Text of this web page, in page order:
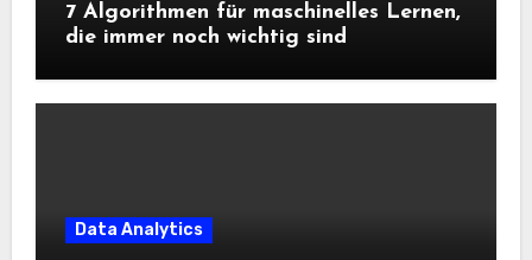
7 Algorithmen für maschinelles Lernen,
die immer noch wichtig sind
Data Analytics